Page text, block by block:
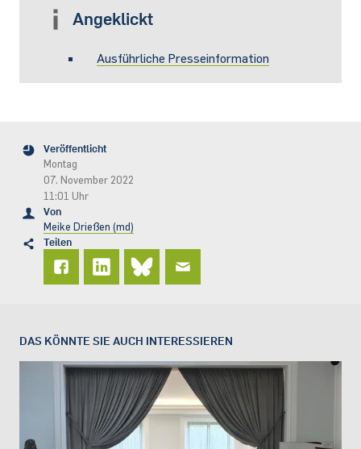
Angeklickt
Ausführliche Presseinformation
Veröffentlicht
Montag
07. November 2022
11:01 Uhr
Von
Meike Drießen (md)
Teilen
DAS KÖNNTE SIE AUCH INTERESSIEREN